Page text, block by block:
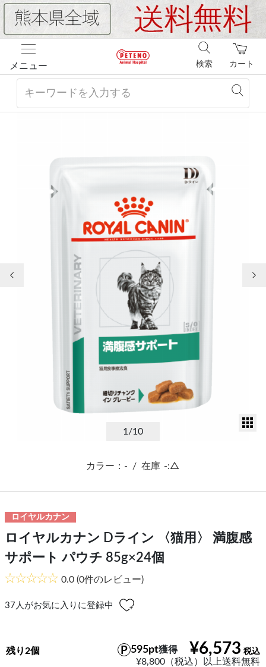
メニュー カート
検索
前の画像
1 /10
カラー：- / 在庫 -:△
ロイヤルカナン
ロイヤルカナン Dライン 〈猫用〉 満腹感
サポート パウチ 85g×24個
0.0 (0件のレビュー)
37 人がお気に入りに登録中
¥6,573
595pt獲得
¥8,800（税込）以上送料無料
残り2個